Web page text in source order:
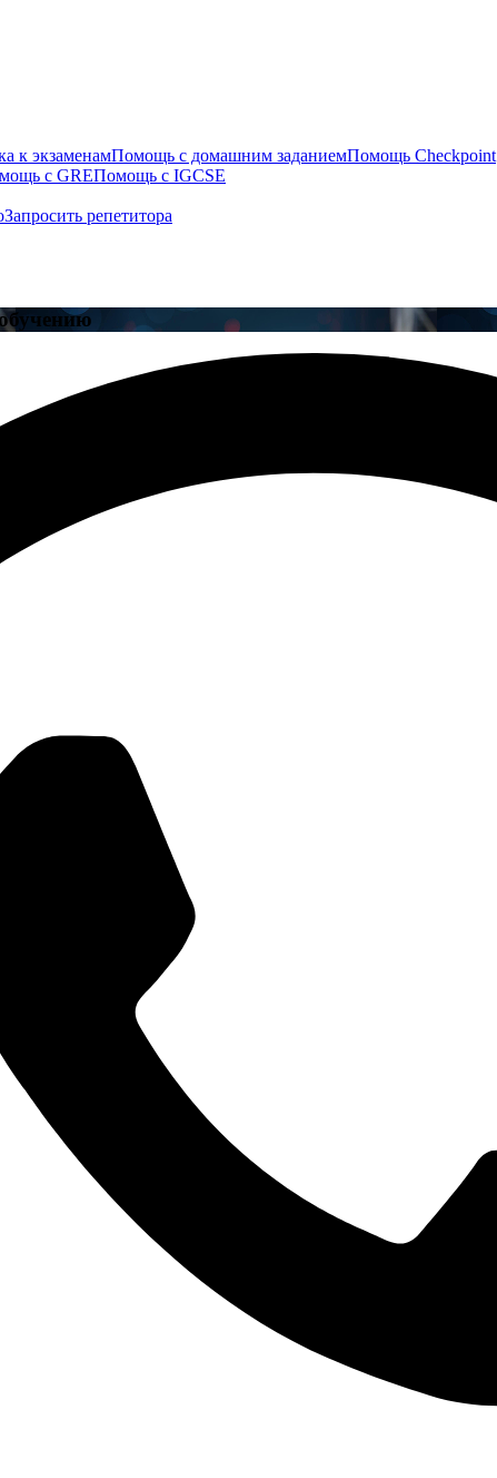
к экзаменамПомощь с домашним заданиемПомощь Checkpoint
с GREПомощь с IGCSE
Запросить репетитора